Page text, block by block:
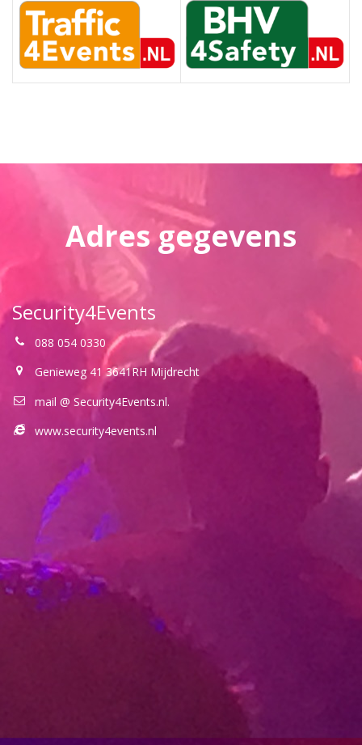
Adres gegevens
Security4Events
088 054 0330
Genieweg 41 3641RH Mijdrecht
mail @ Security4Events.nl.
www.security4events.nl